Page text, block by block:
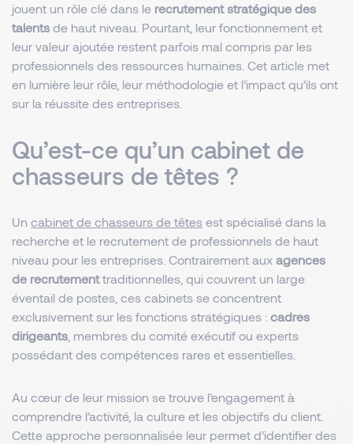
jouent un rôle clé dans le recrutement stratégique des
talents de haut niveau. Pourtant, leur fonctionnement et
leur valeur ajoutée restent parfois mal compris par les
professionnels des ressources humaines. Cet article met
en lumière leur rôle, leur méthodologie et l’impact qu’ils ont
sur la réussite des entreprises.
Qu’est-ce qu’un cabinet de
chasseurs de têtes ?
Un cabinet de chasseurs de têtes est spécialisé dans la
recherche et le recrutement de professionnels de haut
niveau pour les entreprises. Contrairement aux agences
de recrutementtraditionnelles, qui couvrent un large
éventail de postes, ces cabinets se concentrent
exclusivement sur les fonctions stratégiques : cadres
dirigeants , membres du comité exécutif ou experts
possédant des compétences rares et essentielles.
Au cœur de leur mission se trouve l’engagement à
comprendre l’activité, la culture et les objectifs du client.
Cette approche personnalisée leur permet d’identifier des